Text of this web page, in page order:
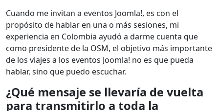
Cuando me invitan a eventos Joomla!, es con el
propósito de hablar en una o más sesiones, mi
experiencia en Colombia ayudó a darme cuenta que
como presidente de la OSM, el objetivo más importante
de los viajes a los eventos Joomla! no es que pueda
hablar, sino que puedo escuchar.
¿Qué mensaje se llevaría de vuelta
para transmitirlo a toda la